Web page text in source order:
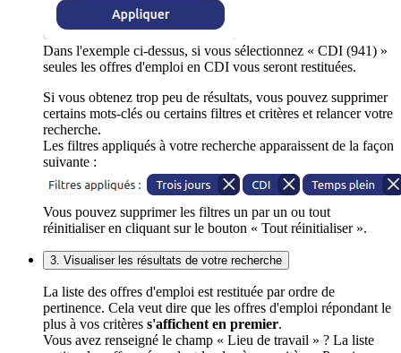
Dans l'exemple ci-dessus, si vous sélectionnez « CDI (941) »
seules les offres d'emploi en CDI vous seront restituées.
Si vous obtenez trop peu de résultats, vous pouvez supprimer
certains mots-clés ou certains filtres et critères et relancer votre
recherche.
Les filtres appliqués à votre recherche apparaissent de la façon
suivante :
Vous pouvez supprimer les filtres un par un ou tout
réinitialiser en cliquant sur le bouton « Tout réinitialiser ».
3. Visualiser les résultats de votre recherche
La liste des offres d'emploi est restituée par ordre de
pertinence. Cela veut dire que les offres d'emploi répondant le
plus à vos critères s'affichent en premier.
Vous avez renseigné le champ « Lieu de travail » ? La liste